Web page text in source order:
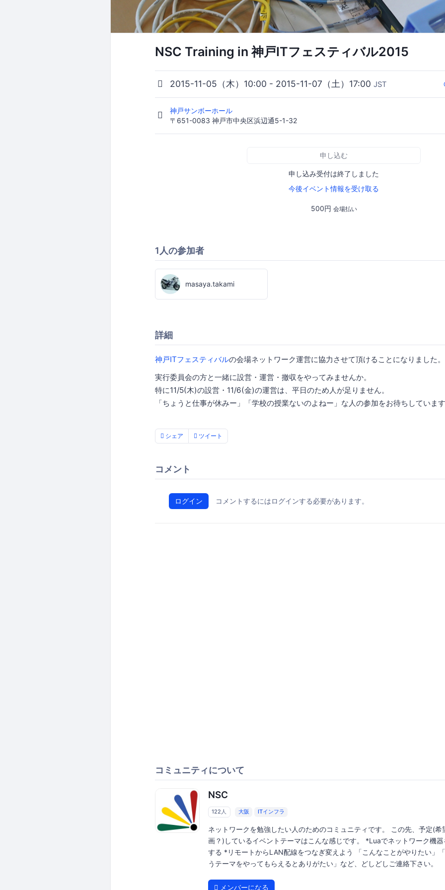
NSC Training in 神戸ITフェスティバル2015
2015-11-05（木）10:00 - 2015-11-07（土）17:00 JST
神戸サンボーホール
〒651-0083 神戸市中央区浜辺通5-1-32
申し込む
申し込み受付は終了しました
今後イベント情報を受け取る
500円 会場払い
1人の参加者
masaya.takami
詳細
神戸ITフェスティバルの会場ネットワーク運営に協力させて頂けることになりました。
実行委員会の方と一緒に設営・運営・撤収をやってみませんか。
特に11/5(木)の設営・11/6(金)の運営は、平日のため人が足りません。
「ちょうと仕事が休みー」「学校の授業ないのよねー」な人の参加をお待ちしています
シェア ツイート
コメント
ログイン コメントするにはログインする必要があります。
コミュニティについて
NSC
122人 大阪 ITインフラ
ネットワークを勉強したい人のためのコミュニティです。 この先、予定(希
画？)しているイベントテーマはこんな感じです。 *Luaでネットワーク機器
する *リモートからLAN配線をつなぎ変えよう 「こんなことがやりたい」
うテーマをやってもらえるとありがたい」など、どしどしご連絡下さい。
メンバーになる